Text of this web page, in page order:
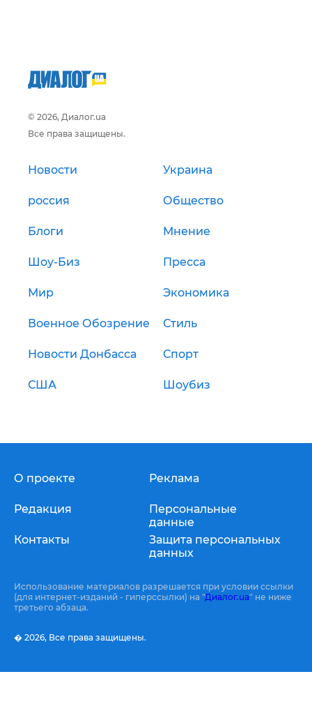
© 2026, Диалог.ua
Все права защищены.
Новости Украина
россия Общество
Блоги Мнение
Шоу-Биз Пресса
Мир Экономика
Военное Обозрение Стиль
Новости Донбасса Спорт
США Шоубиз
О проекте
Редакция
Контакты
Реклама
Персональные
данные
Защита персональных
данных
Использование материалов разрешается при условии ссылки
(для интернет-изданий - гиперссылки) на "Диалог.ua" не ниже
третьего абзаца.
� 2026, Все права защищены.